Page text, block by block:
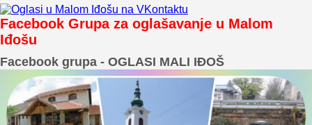
Facebook Grupa za oglašavanje u Malom
Iđošu
Facebook grupa - OGLASI MALI IĐOŠ